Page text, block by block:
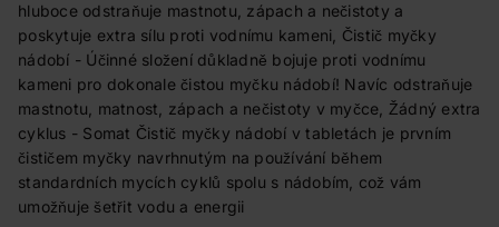
hluboce odstraňuje mastnotu, zápach a nečistoty a
poskytuje extra sílu proti vodnímu kameni, Čistič myčky
nádobí - Účinné složení důkladně bojuje proti vodnímu
kameni pro dokonale čistou myčku nádobí! Navíc odstraňuje
mastnotu, matnost, zápach a nečistoty v myčce, Žádný extra
cyklus - Somat Čistič myčky nádobí v tabletách je prvním
čističem myčky navrhnutým na používání během
standardních mycích cyklů spolu s nádobím, což vám
umožňuje šetřit vodu a energii